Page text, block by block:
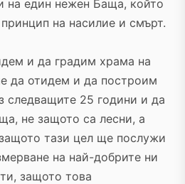
на един нежен Баща, който
на насилие и смърт.
и да градим храма на
да отидем и да построим
следващите 25 години и да
не защото са лесни, а
тази цел ще послужи
на най-добрите ни
защото това